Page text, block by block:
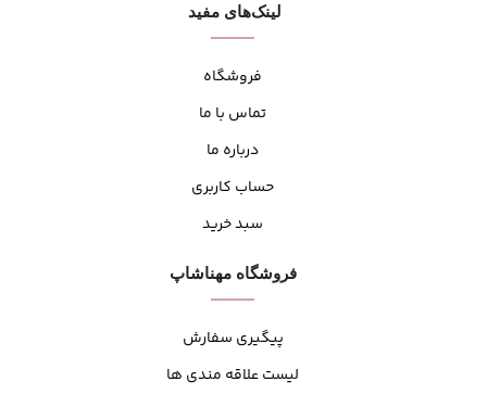
لینک‌های مفید
فروشگاه
تماس با ما
درباره ما
حساب کاربری
سبد خرید
فروشگاه مهنا‌شاپ
پیگیری سفارش
لیست علاقه مندی ها